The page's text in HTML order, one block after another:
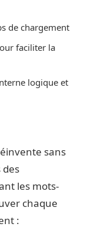
de chargement
faciliter la
logique et
sans
des
les mots-
chaque
: